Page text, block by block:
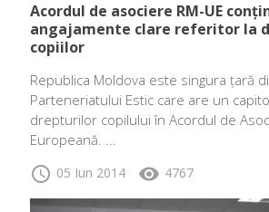
Acordul de asociere RM-UE
angajamente clare referitor la
copiilor
Republica Moldova este singura țară
Parteneriatului Estic care are un
drepturilor copilului în Acordul de
Europeană. ...
schedule 05 Iun 2014 visibility 4767